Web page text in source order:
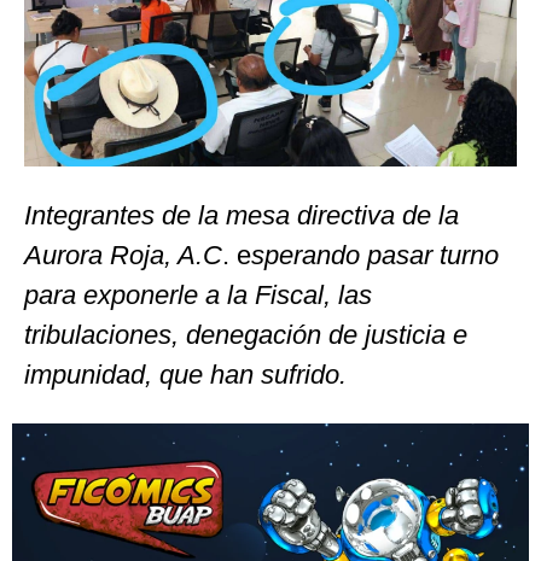
Integrantes de la mesa directiva de la
Aurora Roja, A.C. esperando pasar turno
para exponerle a la Fiscal, las
tribulaciones, denegación de justicia e
impunidad, que han sufrido.